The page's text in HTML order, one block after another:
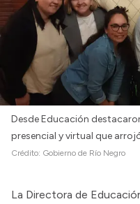
Desde Educación
presencial y virtual que
Crédito: Gobierno de Río Negro
La Directora de